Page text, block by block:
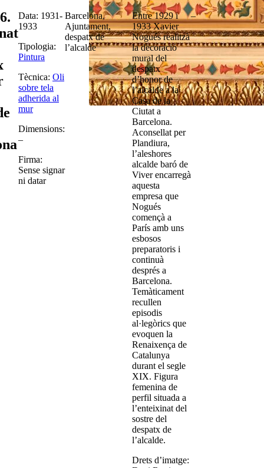
Data: 1931-
1933
Tipologia:
Pintura
Tècnica: Oli
sobre tela
adherida al
mur
Dimensions:
–
Firma:
Sense signar
ni datar
Barcelona,
Ajuntament,
despatx de
l’alcalde
Entre 1929 i
1933 Xavier
Nogués realitzà
la decoració
mural del
despatx
d’honor de
l’alcalde a la
Casa de la
Ciutat a
Barcelona.
Aconsellat per
Plandiura,
l’aleshores
alcalde baró de
Viver encarregà
aquesta
empresa que
Nogués
començà a
París amb uns
esbosos
preparatoris i
continuà
després a
Barcelona.
Temàticament
recullen
episodis
al·legòrics que
evoquen la
Renaixença de
Catalunya
durant el segle
XIX. Figura
femenina de
perfil situada a
l’enteixinat del
sostre del
despatx de
l’alcalde.
Drets d’imatge:
–